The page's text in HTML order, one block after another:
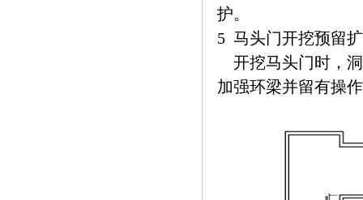
护。
5 马头门开挖预留
开挖马头门时，洞
加强环梁并留有操